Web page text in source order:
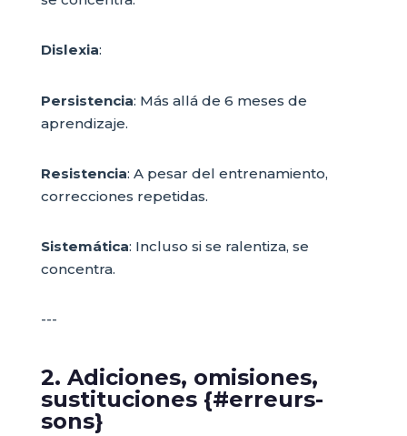
Dislexia:
Persistencia: Más allá de 6 meses de
aprendizaje.
Resistencia: A pesar del entrenamiento,
correcciones repetidas.
Sistemática: Incluso si se ralentiza, se
concentra.
---
2. Adiciones, omisiones,
sustituciones {#erreurs-
sons}